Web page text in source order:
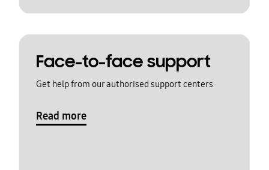
Face-to-face support
Get help from our authorised support centers
Read more